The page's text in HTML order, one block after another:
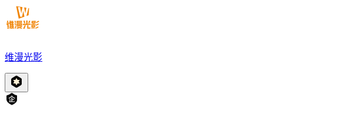
维漫光影